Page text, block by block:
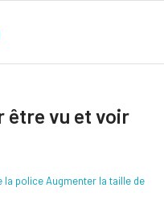
être vu et voir
la policeAugmenter la taille de